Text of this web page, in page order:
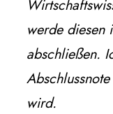
werde diesen
abschließen.
wird.